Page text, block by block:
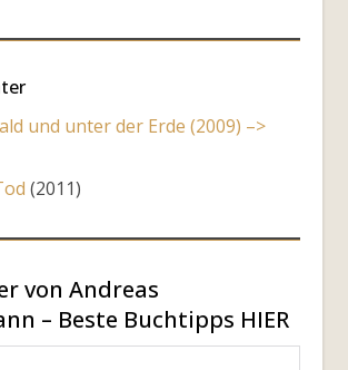
und unter der Erde (2009) –>
(2011)
von Andreas
– Beste Buchtipps HIER